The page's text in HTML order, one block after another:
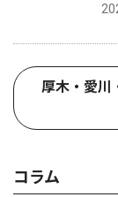
厚木・愛川
コラム